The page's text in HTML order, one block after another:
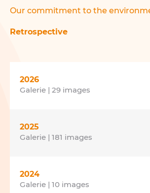
Our commitment to the
Retrospective
2026
Galerie | 29 images
2025
Galerie | 181 images
2024
Galerie | 10 images